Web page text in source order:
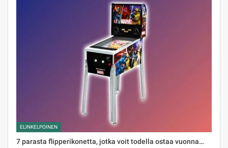
ELINKELPOINEN
7 parasta flipperikonetta, jotka voit todella ostaa vuonna…